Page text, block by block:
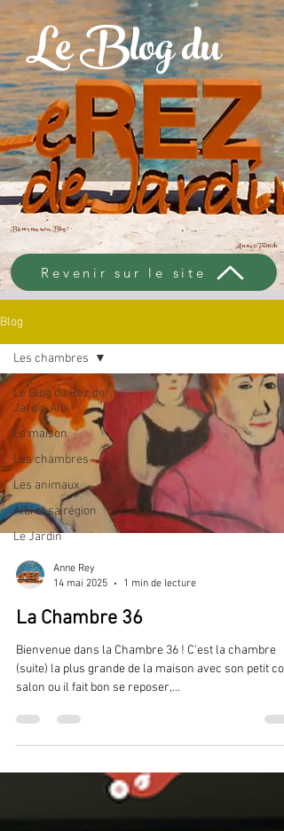
Le Blog du
Bienvenue sur ce Blog !
Anne & Franck
Revenir sur le site
Blog
Le Blog du Rez de
Jardin Albi
La maison
Les chambres
Les animaux
Albi et sa région
Le Jardin
Les chambres
Anne Rey
14 mai 2025
1 min de lecture
La Chambre 36
Bienvenue dans la Chambre 36 ! C'est la chambre
(suite) la plus grande de la maison avec son petit
salon ou il fait bon se reposer,...